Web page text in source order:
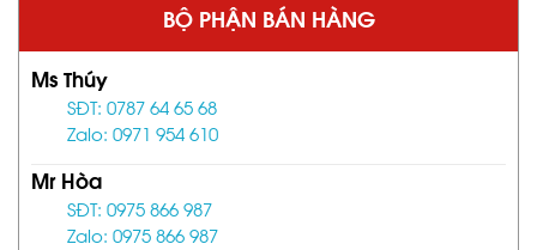
BỘ PHẬN BÁN HÀNG
Ms Thúy
SĐT: 0787 64 65 68
Zalo: 0971 954 610
Mr Hòa
SĐT: 0975 866 987
Zalo: 0975 866 987